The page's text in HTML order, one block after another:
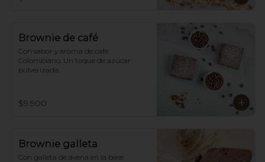
Brownie de café
Con sabor y aroma de café
Colombiano. Un toque de azúcar
pulverizada.
$9.900
Brownie galleta
Con galleta de avena en la base